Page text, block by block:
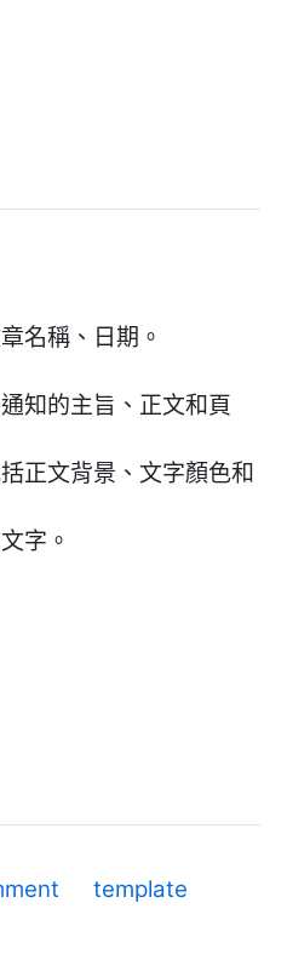
名稱、日期。
知的主旨、正文和頁
正文背景、文字顏色和
字。
template